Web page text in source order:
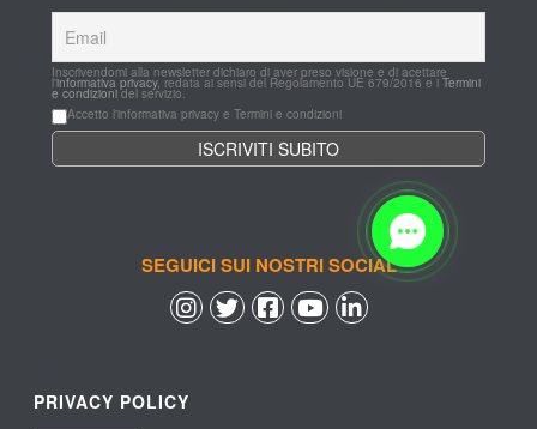
Inscrivendomi alla newsletter dichiaro di aver preso visione e di acettare
l'informativa privacy, redata ai sensi del Regolamento UE 679/2016 e i Termini
e condizioni del servizio.
Accetto l'informativa privacy e Termini e condizioni
SEGUICI SUI NOSTRI SOCIAL
PRIVACY POLICY